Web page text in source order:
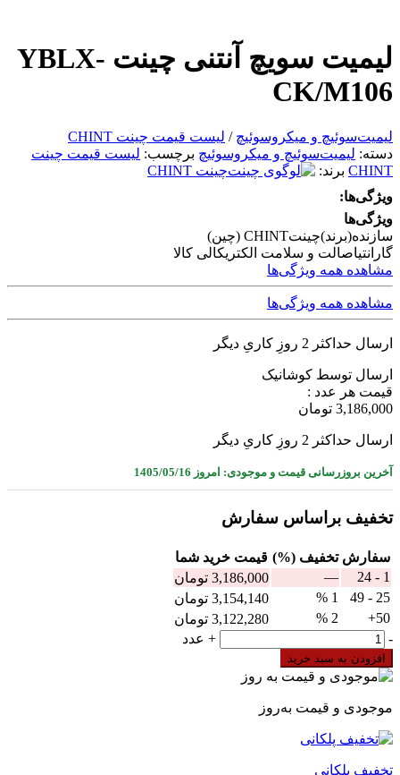
لیمیت سویچ آنتنی چینت YBLX-
CK/M106
لیمیت‌سوئیچ و میکروسوئیچ / لیست قیمت چینت CHINT
دسته: لیمیت‌سوئیچ و میکروسوئیچ برچسب: لیست قیمت چینت
CHINT برند:
چینت CHINT
ویژگی‌ها:
ویژگی‌ها
سازنده(برند)چینتCHINT (چین)
گارانتیاصالت و سلامت الکتریکالی کالا
مشاهده همه ویژگی‌ها
مشاهده همه ویژگی‌ها
ارسال حداکثر 2 روزِ کاریِ دیگر
ارسال توسط کوشانیک
قیمت هر عدد :
3,186,000 تومان
ارسال حداکثر 2 روزِ کاریِ دیگر
آخرین بروزرسانی قیمت و موجودی: امروز 1405/05/16
تخفیف براساس سفارش
سفارش تخفیف (%) قيمت خرید شما
1 - 24
—
3,186,000 تومان
25 - 49
1 %
3,154,140 تومان
50+
2 %
3,122,280 تومان
لیمیت
سویچ
آنتنی
چینت
YBLX-
CK/M106
عدد
-
+ عدد
افزودن به سبد خرید
موجودی و قیمت به‌روز
تخفیف پلکانی